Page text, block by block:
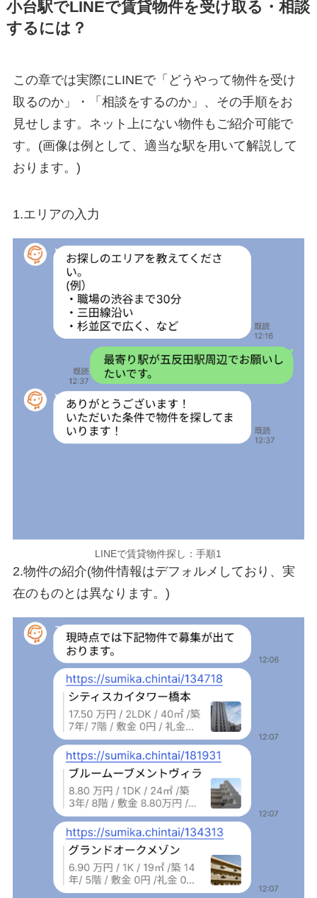
小台駅でLINEで賃貸物件を受け取る・相談
するには？
この章では実際にLINEで「どうやって物件を受け
取るのか」・「相談をするのか」、その手順をお
見せします。ネット上にない物件もご紹介可能で
す。(画像は例として、適当な駅を用いて解説して
おります。)
1.エリアの入力
LINEで賃貸物件探し：手順1
2.物件の紹介(物件情報はデフォルメしており、実
在のものとは異なります。)